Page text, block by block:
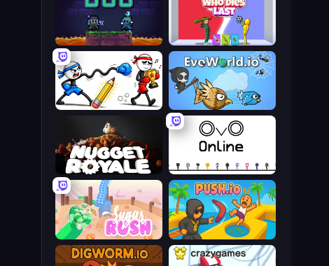
Who Dies Last?
Duo
Doodle Smash
OvO.io
Nugget Royale
Push.io
Sugar Rush